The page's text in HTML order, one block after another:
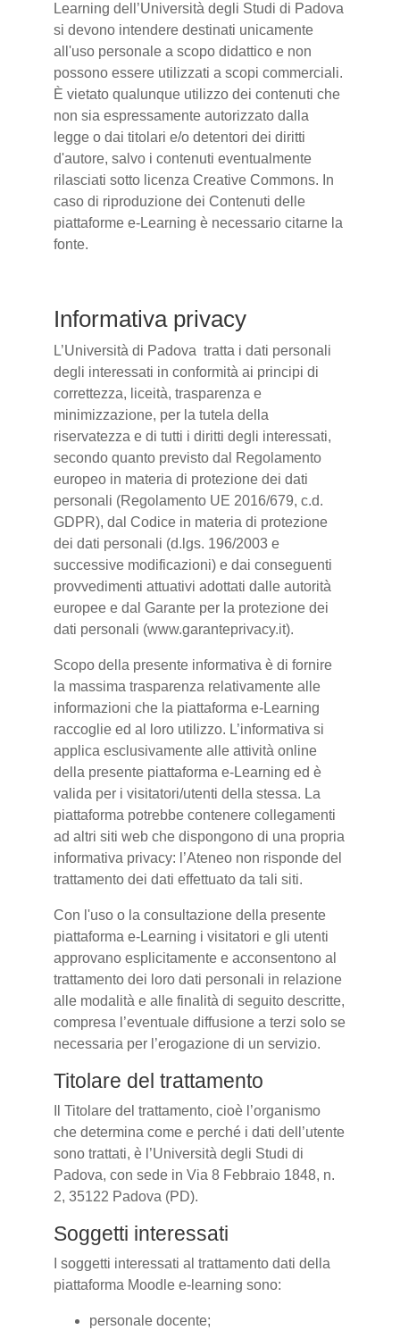
Learning dell’Università degli Studi di Padova
si devono intendere destinati unicamente
all'uso personale a scopo didattico e non
possono essere utilizzati a scopi commerciali.
È vietato qualunque utilizzo dei contenuti che
non sia espressamente autorizzato dalla
legge o dai titolari e/o detentori dei diritti
d'autore, salvo i contenuti eventualmente
rilasciati sotto licenza Creative Commons. In
caso di riproduzione dei Contenuti delle
piattaforme e-Learning è necessario citarne la
fonte.
Informativa privacy
L’Università di Padova tratta i dati personali
degli interessati in conformità ai principi di
correttezza, liceità, trasparenza e
minimizzazione, per la tutela della
riservatezza e di tutti i diritti degli interessati,
secondo quanto previsto dal Regolamento
europeo in materia di protezione dei dati
personali (Regolamento UE 2016/679, c.d.
GDPR), dal Codice in materia di protezione
dei dati personali (d.lgs. 196/2003 e
successive modificazioni) e dai conseguenti
provvedimenti attuativi adottati dalle autorità
europee e dal Garante per la protezione dei
dati personali (www.garanteprivacy.it).
Scopo della presente informativa è di fornire
la massima trasparenza relativamente alle
informazioni che la piattaforma e-Learning
raccoglie ed al loro utilizzo. L’informativa si
applica esclusivamente alle attività online
della presente piattaforma e-Learning ed è
valida per i visitatori/utenti della stessa. La
piattaforma potrebbe contenere collegamenti
ad altri siti web che dispongono di una propria
informativa privacy: l’Ateneo non risponde del
trattamento dei dati effettuato da tali siti.
Con l'uso o la consultazione della presente
piattaforma e-Learning i visitatori e gli utenti
approvano esplicitamente e acconsentono al
trattamento dei loro dati personali in relazione
alle modalità e alle finalità di seguito descritte,
compresa l’eventuale diffusione a terzi solo se
necessaria per l’erogazione di un servizio.
Titolare del trattamento
Il Titolare del trattamento, cioè l’organismo
che determina come e perché i dati dell’utente
sono trattati, è l’Università degli Studi di
Padova, con sede in Via 8 Febbraio 1848, n.
2, 35122 Padova (PD).
Soggetti interessati
I soggetti interessati al trattamento dati della
piattaforma Moodle e-learning sono:
personale docente;